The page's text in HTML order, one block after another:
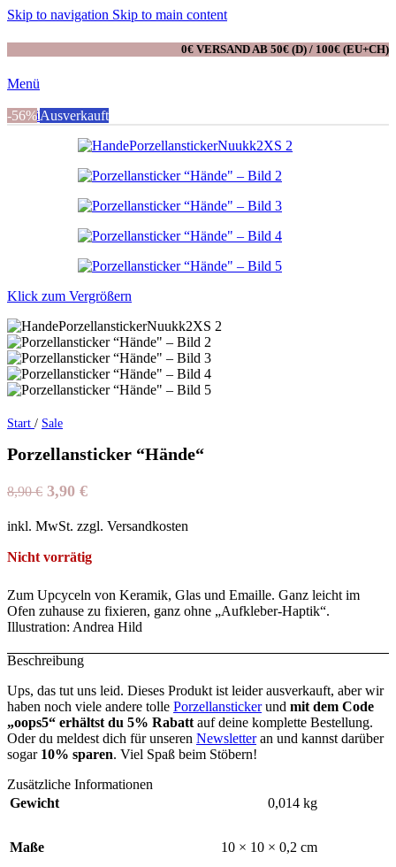
Skip to navigation Skip to main content
0€ VERSAND AB 50€ (D) / 100€ (EU+CH)
Menü
0Artikel
-56% Ausverkauft
Klick zum Vergrößern
Start / Sale
Porzellansticker “Hände“
8,90€ Ursprünglicher
war:
3,90 €Aktueller
ist:
inkl. MwSt. zzgl. Versandkosten
Nicht vorrätig
Zum Upcyceln von Keramik, Glas und Emaille. Ganz leicht im
Ofen zuhause zu fixieren, ganz ohne „Aufkleber-Haptik“.
Illustration: Andrea Hild
Beschreibung
Ups, das tut uns leid. Dieses Produkt ist leider ausverkauft, aber wir
haben noch viele andere tolle Porzellanstickerund mit dem Code
„oops5“ erhältst du 5% Rabatt auf deine komplette Bestellung.
Oder du meldest dich für unseren Newsletteran und kannst darüber
sogar 10% sparen. Viel Spaß beim Stöbern!
Zusätzliche Informationen
Gewicht
0,014 kg
Maße 10 × 10 × 0,2 cm